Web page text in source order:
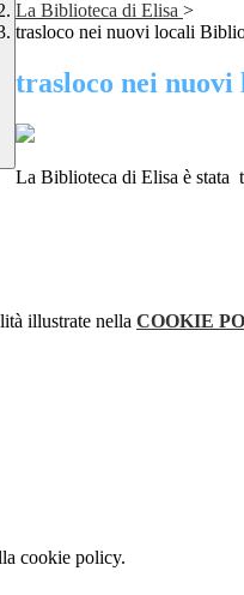
La Biblioteca di Elisa >
trasloco nei nuovi locali
trasloco nei
La Biblioteca di Elisa è stata
illustrate nella COOKIE
cookie policy.